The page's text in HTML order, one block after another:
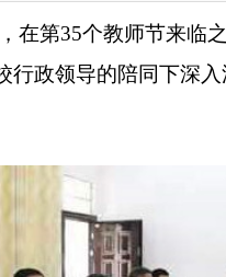
在第35个教师节来临
政领导的陪同下深